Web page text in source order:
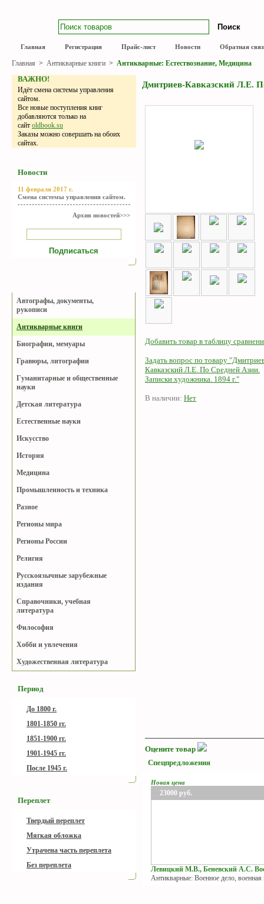
Главная Регистрация Прайс-лист Новости Обратная
Главная > Антикварные книги > Антикварные: Естествознание, Медицина
ВАЖНО!
Идёт смена системы управления
сайтом.
Все новые поступления книг
добавляются только на
сайт oldbook.su
Заказы можно совершать на обоих
сайтах.
Новости
11 февраля 2017 г.
Смена системы управления сайтом.
Архив новостей>>>
Автографы, документы,
рукописи
Антикварные книги
Биографии, мемуары
Гравюры, литографии
Гуманитарные и общественные
науки
Детская литература
Естественные науки
Искусство
История
Медицина
Промышленность и техника
Разное
Регионы мира
Регионы России
Религия
Русскоязычные зарубежные
издания
Справочники, учебная
литература
Философия
Хобби и увлечения
Художественная литература
Период
До 1800 г.
1801-1850 гг.
1851-1900 гг.
1901-1945 гг.
После 1945 г.
Переплет
Твердый переплет
Мягкая обложка
Утрачена часть переплета
Без переплета
Дмитриев-Кавказский Л.Е.
Добавить товар в таблицу
Задать вопрос по товару
Кавказский Л.Е. По Средней Азии.
Записки художника. 1894 г."
В наличии: Нет
Оцените товар
Спецпредложения
Новая цена
23000 руб.
Левицкий М.В., Беневский А.С.
Антикварные: Военное дело, военная